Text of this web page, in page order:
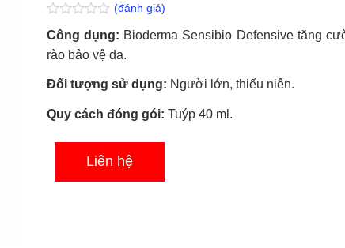
Được
xếp
hạng
5
sao
(đánh giá)
Công dụng: Bioderma Sensibio Defensive tăng
rào bảo vệ da.
Đối tượng sử dụng: Người lớn, thiếu niên.
Quy cách đóng gói: Tuýp 40 ml.
Liên hệ